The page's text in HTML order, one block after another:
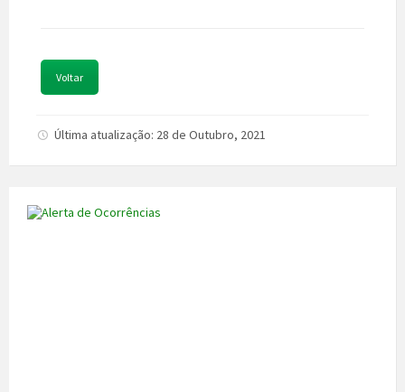
Voltar
Última atualização: 28 de Outubro, 2021